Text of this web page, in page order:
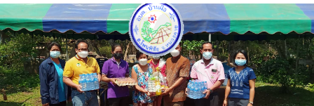
Skip
to
content